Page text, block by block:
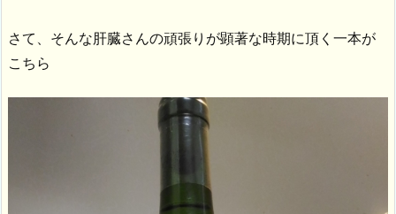
さて、そんな肝臓さんの頑張りが顕著な時期に頂く一本が
こちら